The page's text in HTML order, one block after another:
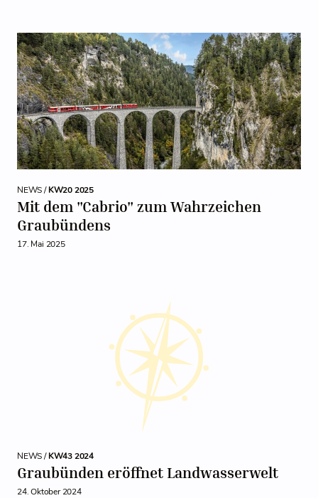
NEWS /KW20 2025
Mit dem "Cabrio" zum Wahrzeichen
Graubündens
17. Mai 2025
NEWS /KW43 2024
Graubünden eröffnet Landwasserwelt
24. Oktober 2024